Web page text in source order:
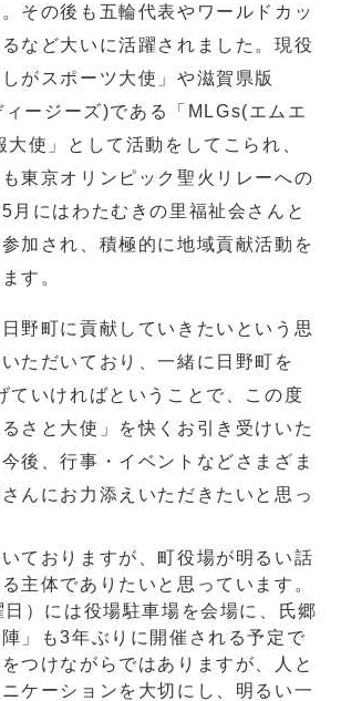
その後も五輪代表やワールドカッ
など大いに活躍されました。現役
がスポーツ大使」や滋賀県版
ージーズ)である「MLGs(エムエ
大使」として活動をしてこられ、
東京オリンピック聖火リレーへの
月にはわたむきの里福祉会さんと
加され、積極的に地域貢献活動を
す。
野町に貢献していきたいという思
ただいており、一緒に日野町を
ていければということで、この度
るさと大使」を快くお引き受けいた
後、行事・イベントなどさまざま
んにお力添えいただきたいと思っ
ておりますが、町役場が明るい話
主体でありたいと思っています。
）には役場駐車場を会場に、氏郷
」も3年ぶりに開催される予定で
つけながらではありますが、人と
ケーションを大切にし、明るい一